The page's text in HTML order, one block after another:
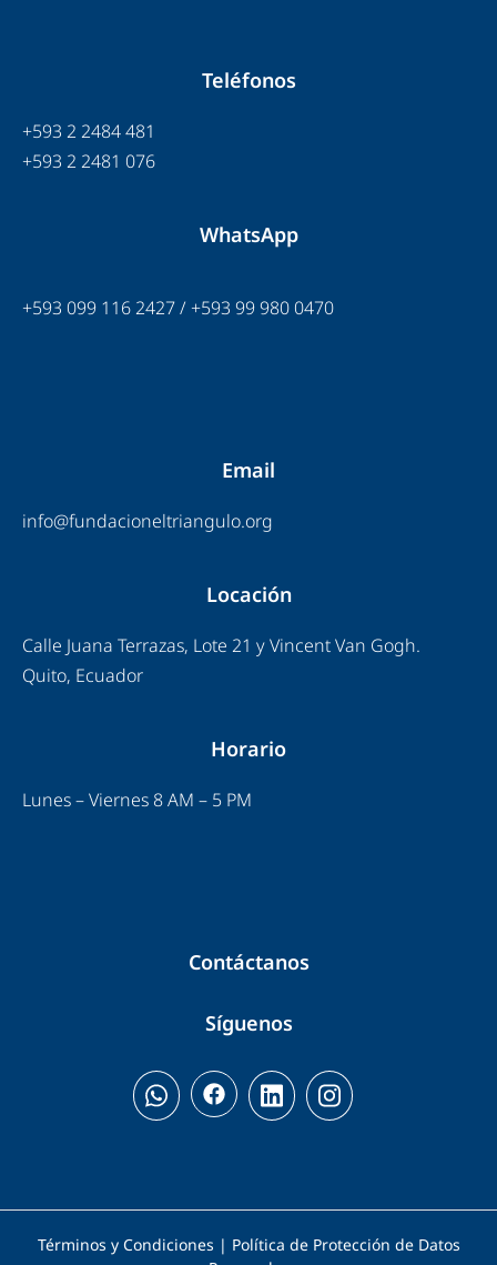
Teléfonos
+593 2 2484 481
+593 2 2481 076
WhatsApp
+593 099 116 2427 / +593 99 980 0470
Email
info@fundacioneltriangulo.org
Locación
Calle Juana Terrazas, Lote 21 y Vincent Van Gogh.
Quito, Ecuador
Horario
Lunes – Viernes 8 AM – 5 PM
Contáctanos
Síguenos
Términos y Condiciones | Política de Protección de Datos